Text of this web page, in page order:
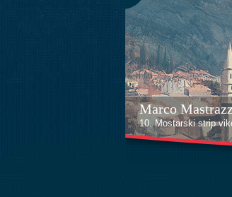
Marco
10. Mostarski strip
Kenan
10. Mostarski strip